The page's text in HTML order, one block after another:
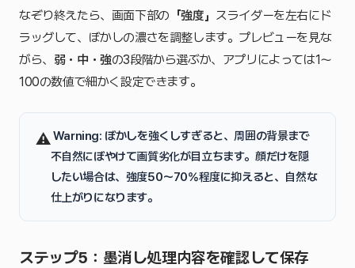
なぞり終えたら、画面下部の 「強度」 スライダーを左右にド
ラッグして、ぼかしの濃さを調整します。プレビューを見な
がら、 弱・中・強の3段階から選ぶか、アプリによっては1〜
100の数値で細かく設定できます。
⚠Warning: ぼかしを強くしすぎると、周囲の背景まで
不自然にぼやけて画質劣化が目立ちます。顔だけを隠
したい場合は、 強度50〜70%程度に抑えると、自然な
仕上がりになります。
ステップ5：墨消し処理内容を確認して保存